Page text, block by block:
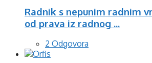
Radnik s nepunim radnim
od prava iz radnog ...
2 Odgovora